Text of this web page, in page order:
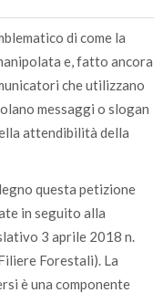
di come la
e, fatto ancora
che utilizzano
messaggi o slogan
attendibilità della
questa petizione
in seguito alla
3 aprile 2018 n.
Forestali). La
è una componente